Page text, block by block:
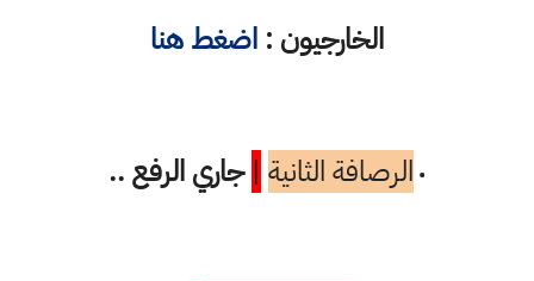
الخارجيون : اضغط هنا
• الرصافة الثانية | جاري الرفع ..